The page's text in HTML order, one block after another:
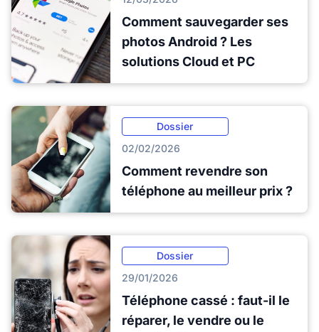
Comment sauvegarder ses
photos Android ? Les
solutions Cloud et PC
Dossier
02/02/2026
Comment revendre son
téléphone au meilleur prix ?
Dossier
29/01/2026
Téléphone cassé : faut-il le
réparer, le vendre ou le